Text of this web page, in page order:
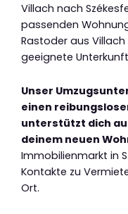
Villach nach
passenden
Rastoder aus
geeignete
Unser
einen
unterstützt dich
deinem neuen
Immobilienmarkt in
Kontakte zu
Ort.